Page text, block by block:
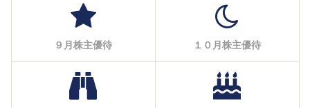
９月株主優待 １０月株主優待